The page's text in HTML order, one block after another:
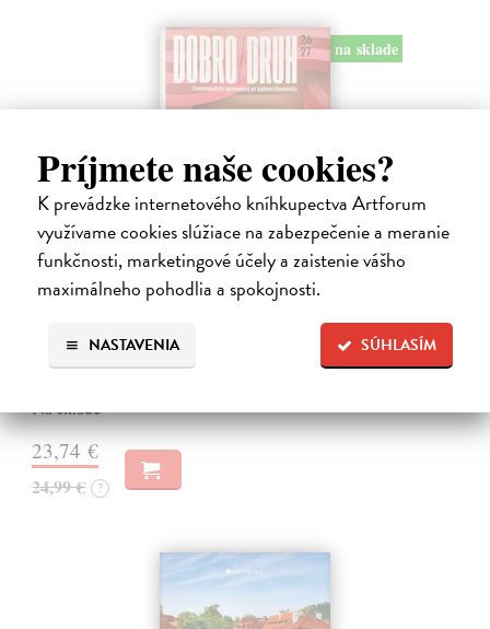
Príjmete naše cookies?
K prevádzke internetového kníhkupectva Artforum
využívame cookies slúžiace na zabezpečenie a meranie
funkčnosti, marketingové účely a zaistenie vášho
maximálneho pohodlia a spokojnosti.
SÚHLASÍM
NASTAVENIA
na sklade
Dobrodruh 2026/2027
kolektív autorov| Kniha
Chcete spoznať unikátne, málo známe miesta na Slovensku a objaviť
doteraz neobjavené kúty našej krajiny? Štvrté vydanie obľúbeného
knižného sprievodcu DobroDruh vás opäť pozýva na potulky po
Na sklade
23,74 €
24,99 € ?